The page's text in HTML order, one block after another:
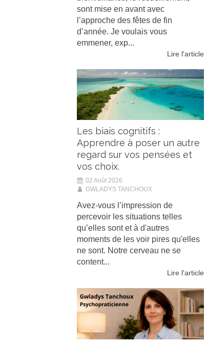
sont mise en avant avec
l’approche des fêtes de fin
d’année. Je voulais vous
emmener, exp...
Lire l'article
Les biais cognitifs :
Apprendre à poser un autre
regard sur vos pensées et
vos choix.
02 Août 2026
GWLADYS TANCHOUX
Avez-vous l’impression de
percevoir les situations telles
qu’elles sont et à d'autres
moments de les voir pires qu'elles
ne sont. Notre cerveau ne se
content...
Lire l'article